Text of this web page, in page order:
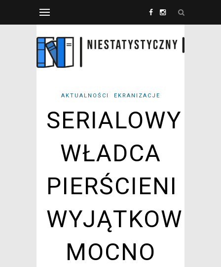
AKTUALNOŚCI EKRANIZACJE
SERIALOWY
WŁADCA
PIERŚCIENI
WYJĄTKOWO
MOCNO